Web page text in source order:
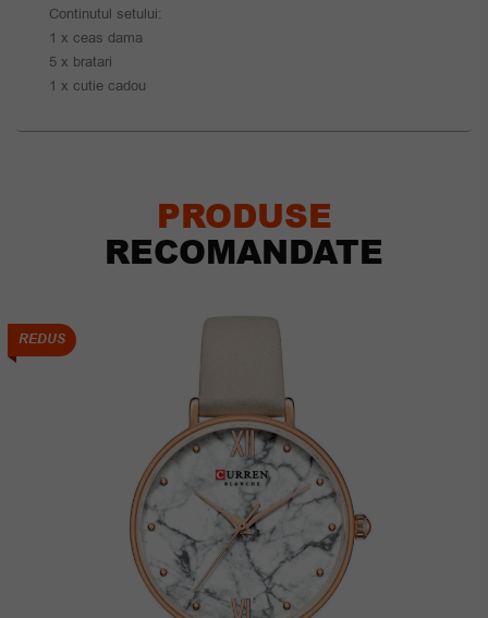
Continutul setului:
1 x ceas dama
5 x bratari
1 x cutie cadou
PRODUSE
RECOMANDATE
REDUS